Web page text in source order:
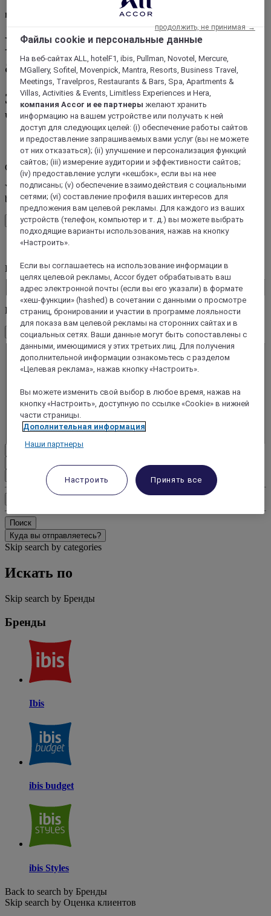
ваш следующий пункт назначения
Найти отель рядом с Парк
аттракционов Пратер, Вена
Забронируйте номер в одном из более
чем 45 брендов отелей Accor
Ошибка (ы)
Core booking engine
You’ll be redirected to Accor website to view available hotels and
book your stay
Закрыть окно
Ошибка (ы)
Куда вы отправляетесь?
Booking Dates
Номера и гости
1 номер(-а) - 1 Гость(и)
Номер 1
Номер 1
Bзрослые
+Добавить взрослого
Дети
- Удалить ребенка
+Добавить ребенка
Удалить
Добавить комнату
Поиск
Куда вы отправляетесь?
Skip search by categories
Искать по
Skip search by Бренды
Бренды
Ibis
ibis budget
ibis Styles
Back to search by Бренды
Skip search by Оценка клиентов
Файлы cookie и персональные данные
На веб-сайтах ALL, hotelF1, ibis, Pullman, Novotel, Mercure,
MGallery, Sofitel, Movenpick, Mantra, Resorts, Business Travel,
Meetings, Travelpros, Restaurants & Bars, Spa, Apartments &
Villas, Activities & Events, Limitless Experiences и Hera,
компания Accor и ее партнеры желают хранить
информацию на вашем устройстве или получать к ней
доступ для следующих целей: (i) обеспечение работы сайтов
и предоставление запрашиваемых вами услуг (вы не можете
от них отказаться); (ii) улучшение и персонализация функций
сайтов; (iii) измерение аудитории и эффективности сайтов;
(iv) предоставление услуги «кешбэк», если вы на нее
подписаны; (v) обеспечение взаимодействия с социальными
сетями; (vi) составление профиля ваших интересов для
предложения вам целевой рекламы. Для каждого из ваших
устройств (телефон, компьютер и т. д.) вы можете выбрать
подходящие варианты использования, нажав на кнопку
«Настроить».
Если вы соглашаетесь на использование информации в
целях целевой рекламы, Accor будет обрабатывать ваш
адрес электронной почты (если вы его указали) в формате
«хеш-функции» (hashed) в сочетании с данными о просмотре
страниц, бронировании и участии в программе лояльности
для показа вам целевой рекламы на сторонних сайтах и в
социальных сетях. Ваши данные могут быть сопоставлены с
данными, имеющимися у этих третьих лиц. Для получения
дополнительной информации ознакомьтесь с разделом
«Целевая реклама», нажав кнопку «Настроить».
Вы можете изменить свой выбор в любое время, нажав на
кнопку «Настроить», доступную по ссылке «Cookie» в нижней
части страницы.
Дополнительная информация
Наши партнеры
Настроить Принять все
продолжить, не принимая →